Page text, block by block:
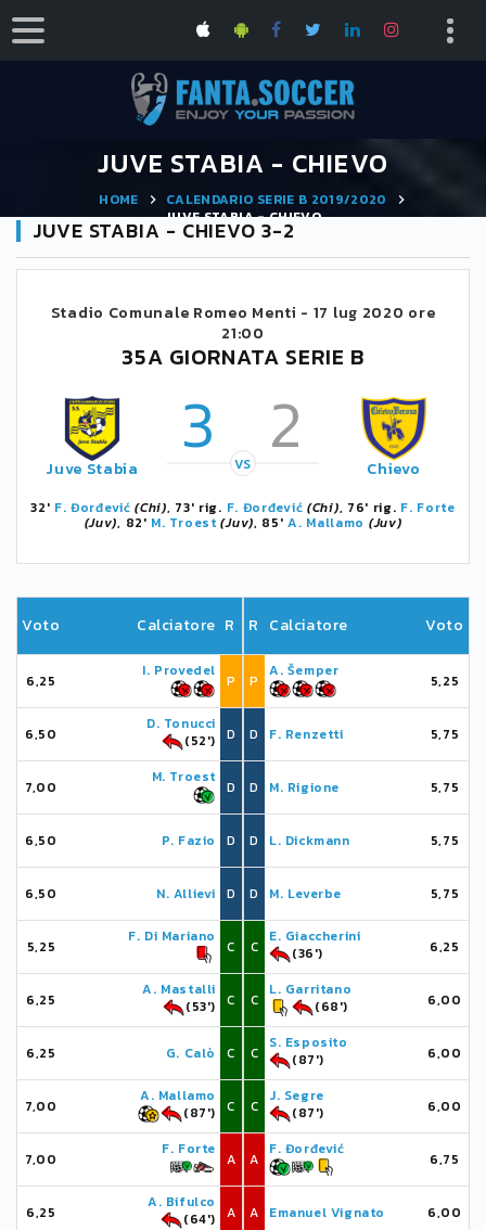
JUVE STABIA - CHIEVO
HOME
CALENDARIO SERIE B 2019/2020
JUVE STABIA - CHIEVO
JUVE STABIA - CHIEVO 3-2
Stadio Comunale Romeo Menti - 17 lug 2020 ore
21:00
35A GIORNATA SERIE B
Juve Stabia 3 2
VS Chievo
32' F. Đorđević (Chi), 73' rig. F. Đorđević (Chi), 76' rig. F. Forte
(Juv), 82' M. Troest (Juv), 85'A. Mallamo (Juv)
Voto Calciatore R
6,25
I. Provedel
P
6,50
D. Tonucci
(52')
D
7,00
M. Troest
D
6,50 P. Fazio D
6,50 N. Allievi D
5,25
F. Di Mariano
C
6,25
A. Mastalli
(53')
C
6,25 G. Calò C
7,00
A. Mallamo
(87')
C
7,00
F. Forte
A
6,25
A. Bifulco
(64')
A
R Calciatore Voto
P
A. Šemper
5,25
D F. Renzetti 5,75
D M. Rigione 5,75
D L. Dickmann 5,75
D M. Leverbe 5,75
C
E. Giaccherini
(36')
6,25
C
L. Garritano
(68')
6,00
C
S. Esposito
(87')
6,00
C
J. Segre
(87')
6,00
A
F. Đorđević
6,75
A Emanuel Vignato 6,00